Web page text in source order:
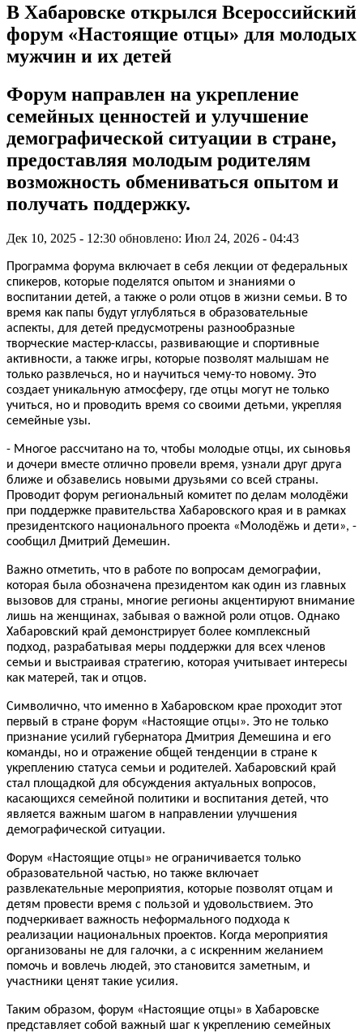
В Хабаровске открылся Всероссийский
форум «Настоящие отцы» для молодых
мужчин и их детей
Форум направлен на укрепление
семейных ценностей и улучшение
демографической ситуации в стране,
предоставляя молодым родителям
возможность обмениваться опытом и
получать поддержку.
Дек 10, 2025 - 12:30 обновлено: Июл 24, 2026 - 04:43
Программа форума включает в себя лекции от федеральных
спикеров, которые поделятся опытом и знаниями о
воспитании детей, а также о роли отцов в жизни семьи. В то
время как папы будут углубляться в образовательные
аспекты, для детей предусмотрены разнообразные
творческие мастер-классы, развивающие и спортивные
активности, а также игры, которые позволят малышам не
только развлечься, но и научиться чему-то новому. Это
создает уникальную атмосферу, где отцы могут не только
учиться, но и проводить время со своими детьми, укрепляя
семейные узы.
- Многое рассчитано на то, чтобы молодые отцы, их сыновья
и дочери вместе отлично провели время, узнали друг друга
ближе и обзавелись новыми друзьями со всей страны.
Проводит форум региональный комитет по делам молодёжи
при поддержке правительства Хабаровского края и в рамках
президентского национального проекта «Молодёжь и дети», -
сообщил Дмитрий Демешин.
Важно отметить, что в работе по вопросам демографии,
которая была обозначена президентом как один из главных
вызовов для страны, многие регионы акцентируют внимание
лишь на женщинах, забывая о важной роли отцов. Однако
Хабаровский край демонстрирует более комплексный
подход, разрабатывая меры поддержки для всех членов
семьи и выстраивая стратегию, которая учитывает интересы
как матерей, так и отцов.
Символично, что именно в Хабаровском крае проходит этот
первый в стране форум «Настоящие отцы». Это не только
признание усилий губернатора Дмитрия Демешина и его
команды, но и отражение общей тенденции в стране к
укреплению статуса семьи и родителей. Хабаровский край
стал площадкой для обсуждения актуальных вопросов,
касающихся семейной политики и воспитания детей, что
является важным шагом в направлении улучшения
демографической ситуации.
Форум «Настоящие отцы» не ограничивается только
образовательной частью, но также включает
развлекательные мероприятия, которые позволят отцам и
детям провести время с пользой и удовольствием. Это
подчеркивает важность неформального подхода к
реализации национальных проектов. Когда мероприятия
организованы не для галочки, а с искренним желанием
помочь и вовлечь людей, это становится заметным, и
участники ценят такие усилия.
Таким образом, форум «Настоящие отцы» в Хабаровске
представляет собой важный шаг к укреплению семейных